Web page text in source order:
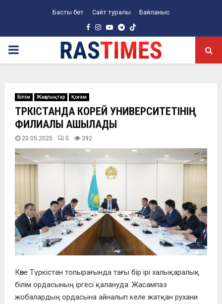
Басты бет Сайт туралы Байланыс
Facebook
Instagram
YoutubeTelegram
PRIMARY
Білім Жаңалықтар Қоғам
ТҮРКІСТАНДА КОРЕЙ УНИВЕРСИТЕТІНІҢ
ФИЛИАЛЫ АШЫЛАДЫ
20.05.2025 0 392
Көне Түркістан топырағында тағы бір ірі халықаралық
білім ордасының іргесі қалануда. Жасампаз
жобалардың ордасына айналып келе жатқан рухани